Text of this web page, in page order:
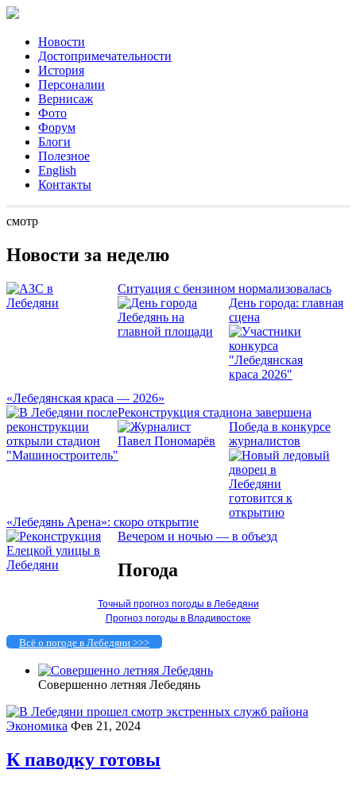
Новости
Достопримечательности
История
Персоналии
Вернисаж
Фото
Форум
Блоги
Полезное
English
Контакты
смотр
Новости за неделю
Ситуация с бензином нормализовалась
День города: главная
сцена
«Лебедянская краса — 2026»
Реконструкция стадиона завершена
Победа в конкурсе
журналистов
«Лебедянь Арена»: скоро открытие
Вечером и ночью — в объезд
Погода
Точный прогноз погоды в Лебедяни
Прогноз погоды в Владивостоке
Всё о погоде в Лебедяни >>>
Совершенно летняя Лебедянь
Экономика Фев 21, 2024
К паводку готовы